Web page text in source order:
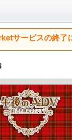
サービスの終了